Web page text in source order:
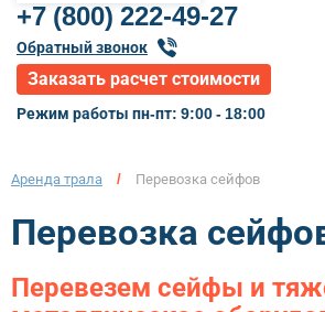
+7 (800) 222-49-27
Обратный звонок
Заказать расчет стоимости
Режим работы пн-пт: 9:00 - 18:00
Аренда трала / Перевозка сейфов
Перевозка
Перевезем сейфы и